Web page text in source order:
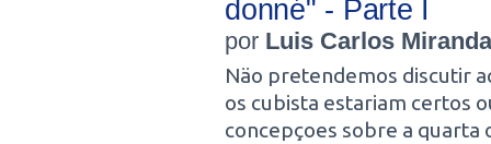
donné" - Parte I
por Luis Carlos Miranda
Näo pretendemos discutir
os cubista estariam certos
concepçoes sobre a